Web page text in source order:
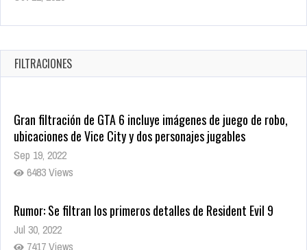
Revive el terror: El conjuro 4: Últimos ritos ya está disponible
Oct 20, 2025
1379 Views
FILTRACIONES
Gran filtración de GTA 6 incluye imágenes de juego de robo,
ubicaciones de Vice City y dos personajes jugables
Sep 19, 2022
6483 Views
Rumor: Se filtran los primeros detalles de Resident Evil 9
Jul 30, 2022
7417 Views